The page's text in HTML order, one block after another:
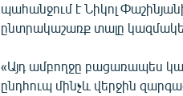
պահանջում է Նիկոլ
ընտրակաշառք տալը
«Այդ ամբողջը բացառապես
ընդհուպ մինչև վերջին